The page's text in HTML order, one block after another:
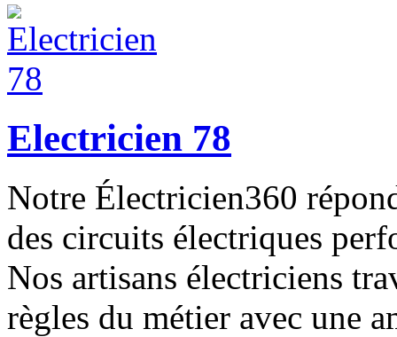
Electricien 78
Notre Électricien360
des circuits électriques
Nos artisans électriciens
règles du métier avec une